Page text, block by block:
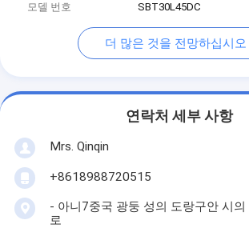
모델 번호
SBT30L45DC
더 많은 것을 전망하십시오
연락처 세부 사항
Mrs. Qinqin
+8618988720515
- 아니7중국 광둥 성의 도랑구안 시의
로